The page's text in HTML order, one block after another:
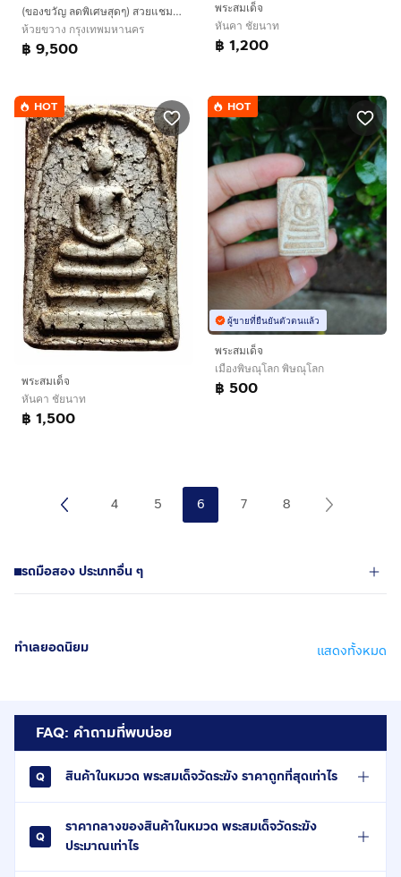
(ของขวัญ ลดพิเศษสุดๆ) สวยแชมป์ พระสมเด็จวัดระฆังพิมพ์เส้นด้าย (สวยแท้ ราคาจับต้องได้)
ห้วยขวาง กรุงเทพมหานคร
฿ 9,500
พระสมเด็จ
หันคา ชัยนาท
฿ 1,200
HOT
พระสมเด็จ
หันคา ชัยนาท
฿ 1,500
HOT
ผู้ขายที่ยืนยันตัวตนแล้ว
พระสมเด็จ
เมืองพิษณุโลก พิษณุโลก
฿ 500
4 5 6 7 8
รถมือสอง ประเภทอื่น ๆ
ทำเลยอดนิยม แสดงทั้งหมด
FAQ: คำถามที่พบบ่อย
สินค้าในหมวด พระสมเด็จวัดระฆัง ราคาถูกที่สุดเท่าไร
ราคากลางของสินค้าในหมวด พระสมเด็จวัดระฆัง
ประมาณเท่าไร